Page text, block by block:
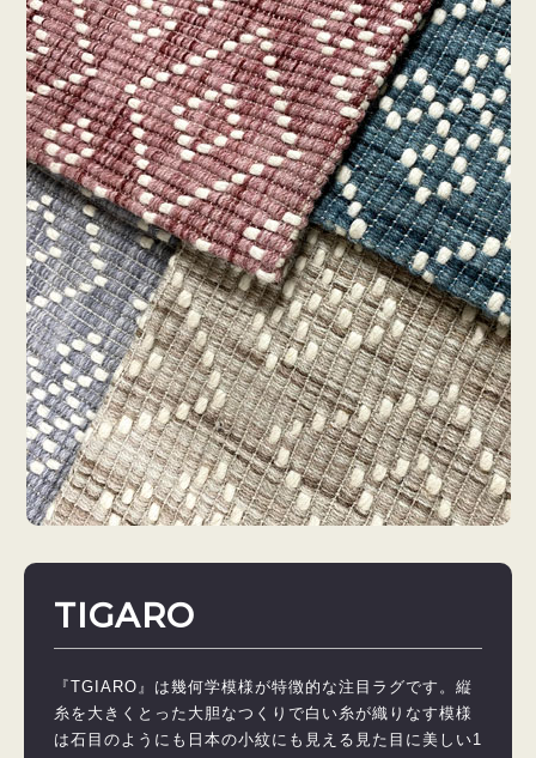
TIGARO
『TGIARO』は幾何学模様が特徴的な注目ラグです。縦
糸を大きくとった大胆なつくりで白い糸が織りなす模様
は石目のようにも日本の小紋にも見える見た目に美しい1